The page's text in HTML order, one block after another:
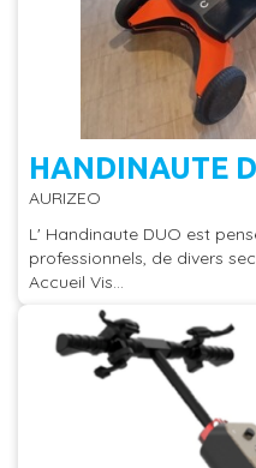
HANDINAUTE
AURIZEO
L' Handinaute DUO est
professionnels, de divers
Accueil Vis...